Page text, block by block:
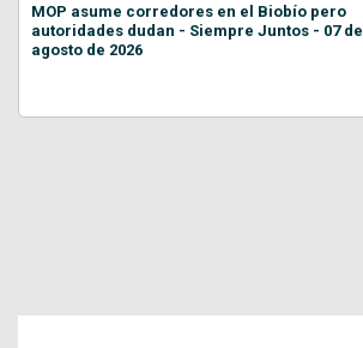
MOP asume corredores en el Biobío pero
autoridades dudan - Siempre Juntos - 07 de
agosto de 2026